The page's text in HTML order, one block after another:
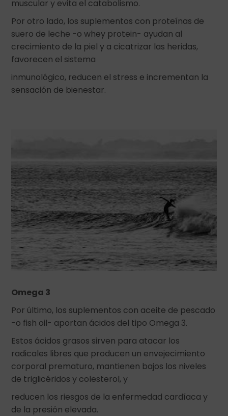
muscular y evita el catabolismo.
Por otro lado, los suplementos con proteínas de
suero de leche -o whey protein- ayudan al
crecimiento de la piel y a cicatrizar las heridas,
favorecen el sistema
inmunológico, reducen el stress e incrementan la
sensación de bienestar.
Omega 3
Por último, los suplementos con aceite de pescado
-o fish oil- aportan ácidos del tipo Omega 3.
Estos ácidos grasos sirven para atacar los
radicales libres que producen un envejecimiento
corporal prematuro, mantienen bajos los niveles
de triglicéridos y colesterol, y
reducen los riesgos de la enfermedad cardíaca y
de la presión elevada.